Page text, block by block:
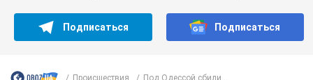
Подписаться Подписаться
Происшествия Под Одессой сбили...